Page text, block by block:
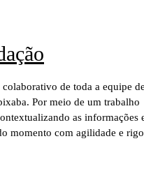
de toda a equipe
Por meio de um trabalho
as informações
momento com agilidade e